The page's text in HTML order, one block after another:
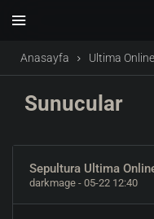
Anasayfa Ultima Online
Sunucular
Sepultura Ultima
darkmage - 05-22 12:40